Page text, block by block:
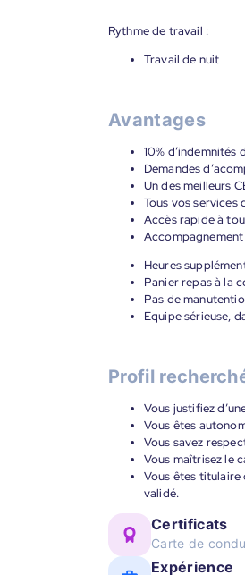
Rythme de travail :
Travail de nuit
Avantages
10%
Demandes
Un des meilleurs
Tous vos services
Accès rapide à
Heures
Panier repas à la
Pas de
Equipe sérieuse,
Profil
Vous justifiez
Vous êtes
Vous savez
Vous maîtrisez le
Vous êtes titulaire
validé.
Certificats
Carte de
Expérience